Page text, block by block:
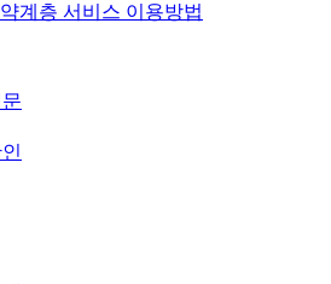
계층 서비스 이용방법